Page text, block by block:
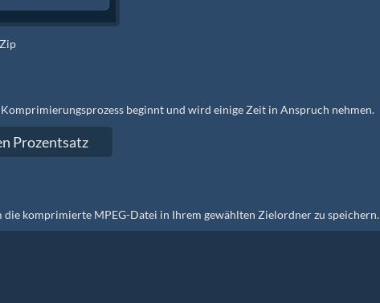
beginnt und wird einige Zeit in Anspruch nehmen.
die komprimierte MPEG-Datei in Ihrem gewählten Zielordner zu speichern.